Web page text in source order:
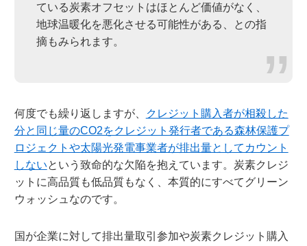
ている炭素オフセットはほとんど価値がなく、
地球温暖化を悪化させる可能性がある、との指
摘もみられます。
何度でも繰り返しますが、
クレジット購入者が相殺した
分と同じ量のCO2をクレジット発行者である森林保護プ
ロジェクトや太陽光発電事業者が排出量としてカウント
しないという致命的な欠陥を抱えています。炭素クレジ
ットに高品質も低品質もなく、本質的にすべてグリーン
ウォッシュなのです。
国が企業に対して排出量取引参加や炭素クレジット購入